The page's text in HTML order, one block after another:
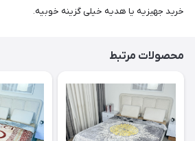
خرید جهیزیه یا هدیه خیلی گزینه خوبیه.
محصولات مرتبط